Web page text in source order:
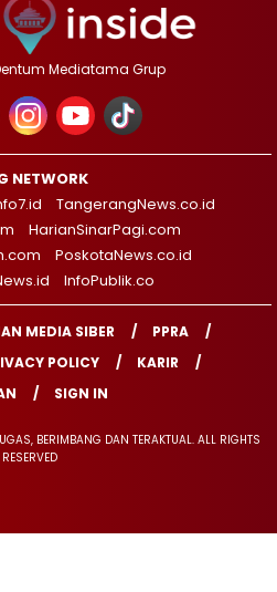
Mediatama Grup
NETWORK
TangerangNews.co.id
HarianSinarPagi.com
PoskotaNews.co.id
InfoPublik.co
MEDIA SIBER
PPRA
POLICY
KARIR
SIGN IN
BERIMBANG DAN TERAKTUAL. ALL RIGHTS
RESERVED